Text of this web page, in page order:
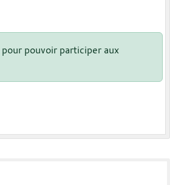
pour pouvoir participer aux